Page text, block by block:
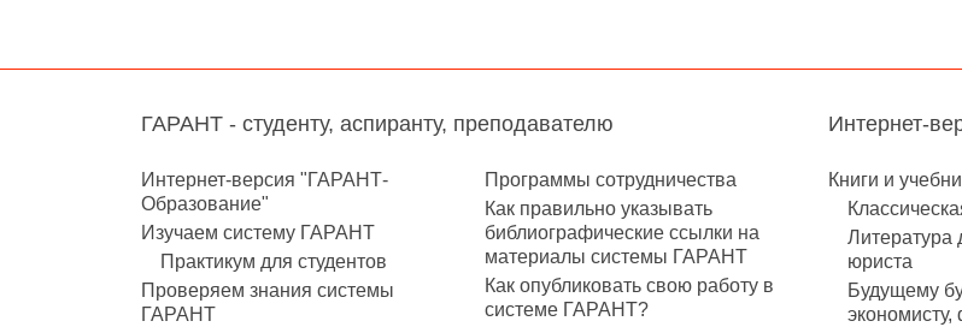
ГАРАНТ - студенту, аспиранту, преподавателю
Интернет-версия "ГАРАНТ-
Образование"
Изучаем систему ГАРАНТ
Практикум для студентов
Проверяем знания системы
ГАРАНТ
Программы сотрудничества
Как правильно указывать
библиографические ссылки на
материалы системы ГАРАНТ
Как опубликовать свою работу в
системе ГАРАНТ?
Интернет-
Книги и
Литература
юриста
Будущему
экономисту,